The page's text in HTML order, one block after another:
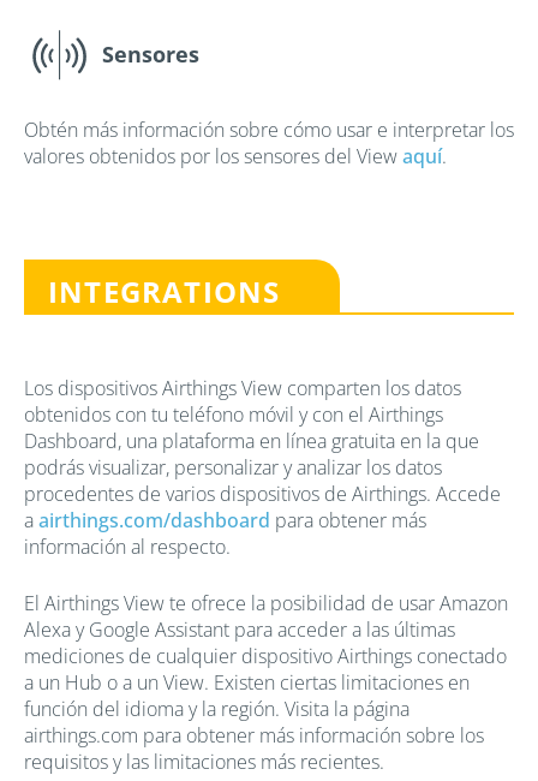
Sensores
Obtén más información sobre cómo usar e interpretar los
valores obtenidos por los sensores del Viewaquí.
INTEGRATIONS
Los dispositivos Airthings View comparten los datos
obtenidos con tu teléfono móvil y con el Airthings
Dashboard, una plataforma en línea gratuita en la que
podrás visualizar, personalizar y analizar los datos
procedentes de varios dispositivos de Airthings. Accede
aairthings.com/dashboard para obtener más
información al respecto.
El Airthings View te ofrece la posibilidad de usar Amazon
Alexa y Google Assistant para acceder a las últimas
mediciones de cualquier dispositivo Airthings conectado
a un Hub o a un View. Existen ciertas limitaciones en
función del idioma y la región. Visita la página
airthings.com para obtener más información sobre los
requisitos y las limitaciones más recientes.